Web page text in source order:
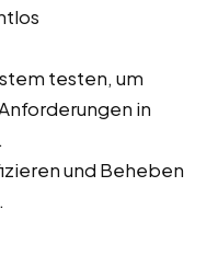
testen, um
in
und Beheben